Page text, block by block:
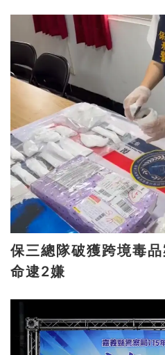
保三總隊破獲跨境毒品案 3D玩具熊藏
命逮2嫌